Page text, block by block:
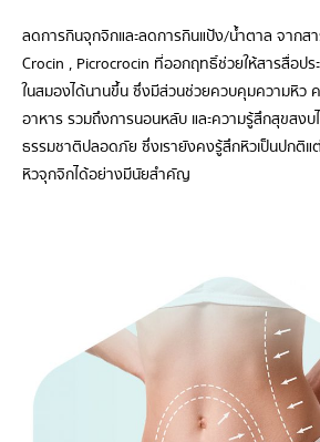
ลดการกินจุกจิกและลดการกินแป้ง/น้ำตาล จากส
Crocin , Picrocrocin ที่ออกฤทธิ์ช่วยให้สารสื่อปร
ในสมองได้นานขึ้น ซึ่งมีส่วนช่วยควบคุมความหิว
อาหาร รวมถึงการนอนหลับ และความรู้สึกสุขสงบ
ธรรมชาติปลอดภัย ซึ่งเรายังคงรู้สึกหิวเป็นปกติแ
หิวจุกจิกได้อย่างมีนัยสำคัญ